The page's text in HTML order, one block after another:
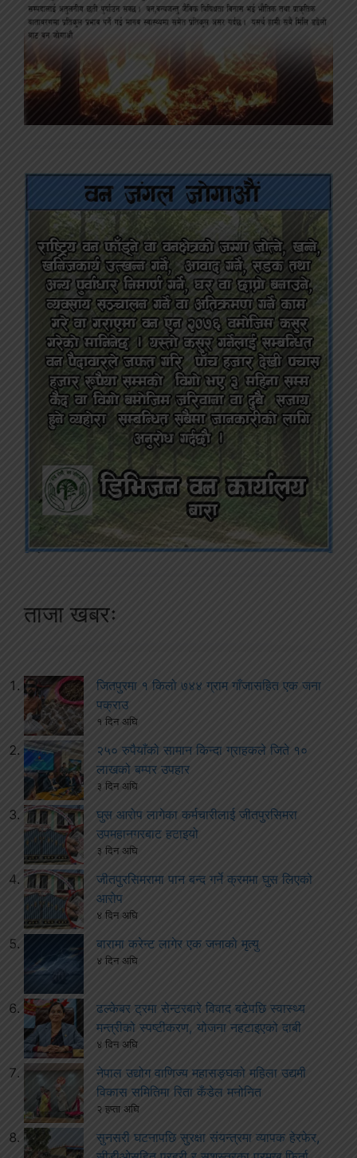
ताजा खबरः
जितपुरमा १ किलो ७४४ ग्राम गाँजासहित एक जना
पक्राउ
१ दिन अघि
२५० रुपैयाँको सामान किन्दा ग्राहकले जिते १०
लाखको बम्पर उपहार
३ दिन अघि
घुस आरोप लागेका कर्मचारीलाई जीतपुरसिमरा
उपमहानगरबाट हटाइयो
३ दिन अघि
जीतपुरसिमरामा पान बन्द गर्ने क्रममा घुस लिएको
आरोप
४ दिन अघि
बारामा करेन्ट लागेर एक जनाको मृत्यु
४ दिन अघि
ढल्केबर ट्रमा सेन्टरबारे विवाद बढेपछि स्वास्थ्य
मन्त्रीको स्पष्टीकरण, योजना नहटाइएको दाबी
४ दिन अघि
नेपाल उद्योग वाणिज्य महासङ्घको महिला उद्यमी
विकास समितिमा रिता कँडेल मनोनित
२ हप्ता अघि
सुनसरी घटनापछि सुरक्षा संयन्त्रमा व्यापक हेरफेर,